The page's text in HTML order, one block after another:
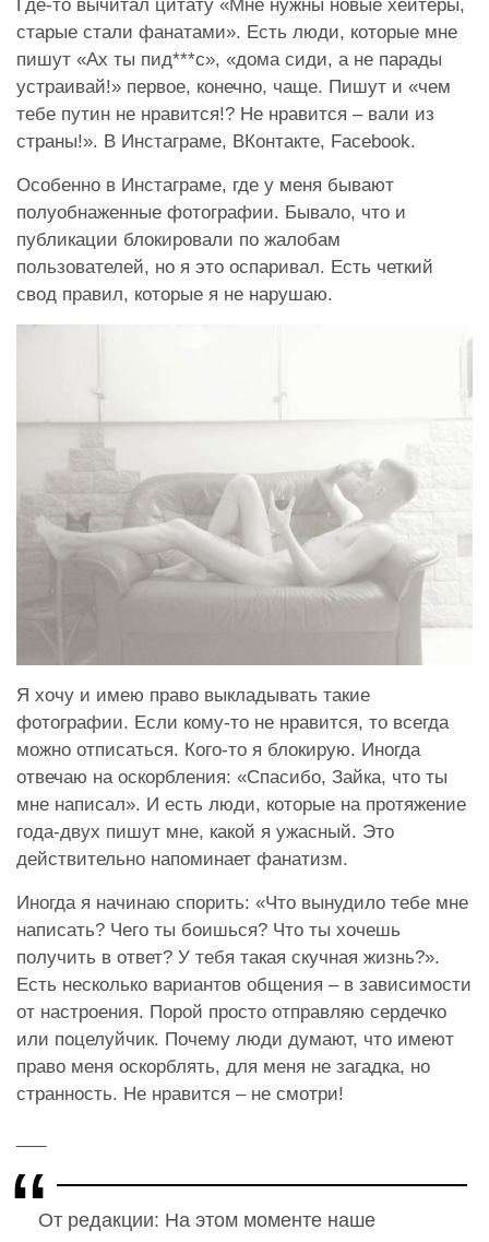
Где-то вычитал цитату «Мне нужны новые хейтеры,
старые стали фанатами». Есть люди, которые мне
пишут «Ах ты пид***с», «дома сиди, а не парады
устраивай!» первое, конечно, чаще. Пишут и «чем
тебе путин не нравится!? Не нравится – вали из
страны!». В Инстаграме, ВКонтакте, Facebook.
Особенно в Инстаграме, где у меня бывают
полуобнаженные фотографии. Бывало, что и
публикации блокировали по жалобам
пользователей, но я это оспаривал. Есть четкий
свод правил, которые я не нарушаю.
Я хочу и имею право выкладывать такие
фотографии. Если кому-то не нравится, то всегда
можно отписаться. Кого-то я блокирую. Иногда
отвечаю на оскорбления: «Спасибо, Зайка, что ты
мне написал». И есть люди, которые на протяжение
года-двух пишут мне, какой я ужасный. Это
действительно напоминает фанатизм.
Иногда я начинаю спорить: «Что вынудило тебе мне
написать? Чего ты боишься? Что ты хочешь
получить в ответ? У тебя такая скучная жизнь?».
Есть несколько вариантов общения – в зависимости
от настроения. Порой просто отправляю сердечко
или поцелуйчик. Почему люди думают, что имеют
право меня оскорблять, для меня не загадка, но
странность. Не нравится – не смотри!
От редакции: На этом моменте наше